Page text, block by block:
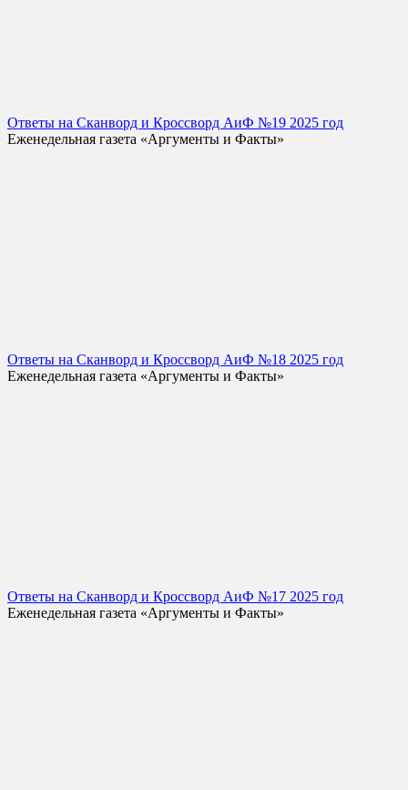
Ответы на Сканворд и Кроссворд АиФ №19 2025 год
Еженедельная газета «Аргументы и Факты»
Ответы на Сканворд и Кроссворд АиФ №18 2025 год
Еженедельная газета «Аргументы и Факты»
Ответы на Сканворд и Кроссворд АиФ №17 2025 год
Еженедельная газета «Аргументы и Факты»